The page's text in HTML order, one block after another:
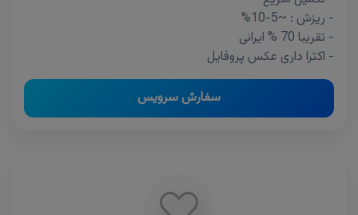
- ریزش : ~5-10%
- تقریبا 70 % ایرانی
- اکثرا داری عکس پروفایل
سفارش سرویس